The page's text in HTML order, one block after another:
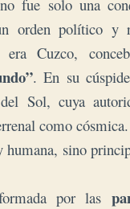
fue solo una
orden político y
era Cuzco,
. En su
Sol, cuya
como
humana, sino
por las